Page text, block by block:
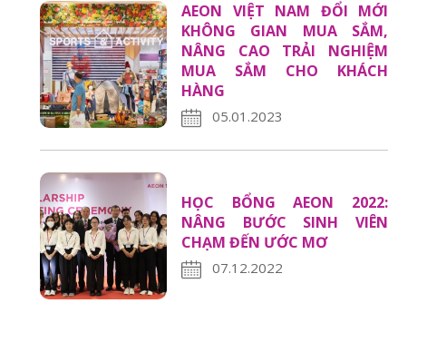
AEON VIỆT NAM ĐỔI MỚI
KHÔNG GIAN MUA SẮM,
NÂNG CAO TRẢI NGHIỆM
MUA SẮM CHO KHÁCH
HÀNG
05.01.2023
HỌC BỔNG AEON 2022:
NÂNG BƯỚC SINH VIÊN
CHẠM ĐẾN ƯỚC MƠ
07.12.2022